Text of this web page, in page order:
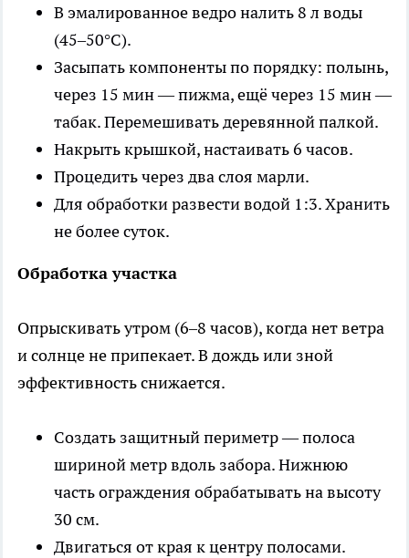
В эмалированное ведро налить 8 л воды
(45–50°C).
Засыпать компоненты по порядку: полынь,
через 15 мин — пижма, ещё через 15 мин —
табак. Перемешивать деревянной палкой.
Накрыть крышкой, настаивать 6 часов.
Процедить через два слоя марли.
Для обработки развести водой 1:3. Хранить
не более суток.
Обработка участка
Опрыскивать утром (6–8 часов), когда нет ветра
и солнце не припекает. В дождь или зной
эффективность снижается.
Создать защитный периметр — полоса
шириной метр вдоль забора. Нижнюю
часть ограждения обрабатывать на высоту
30 см.
Двигаться от края к центру полосами.